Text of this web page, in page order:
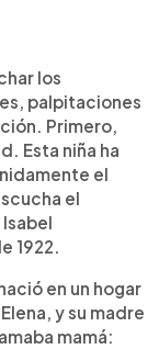
los
palpitaciones
Primero,
Esta niña ha
el
el
1922.
en un hogar
y su madre
mamá: